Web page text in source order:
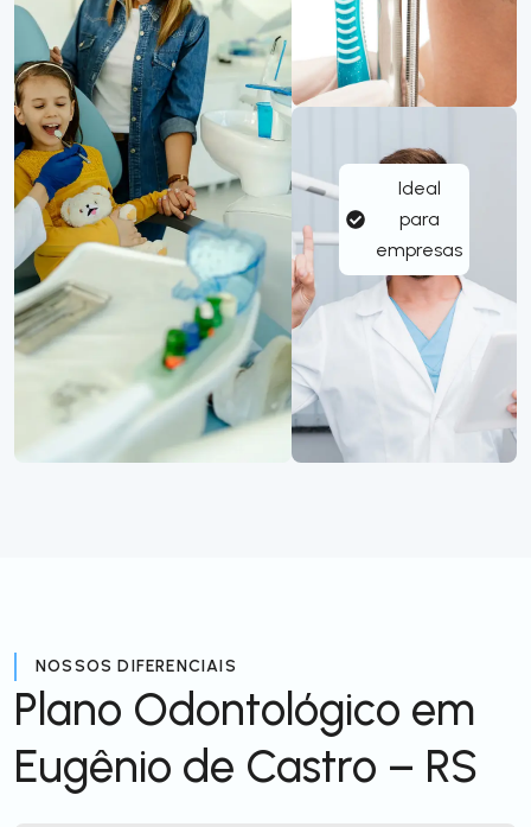
Ideal
para
empresas
NOSSOS DIFERENCIAIS
Plano Odontológico em
Eugênio de Castro – RS